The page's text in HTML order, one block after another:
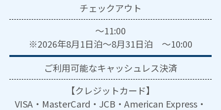
チェックアウト
～11:00
※2026年8月1日泊～8月31日泊 ～10:00
ご利用可能なキャッシュレス決済
【クレジットカード】
VISA・MasterCard・JCB・American Express・